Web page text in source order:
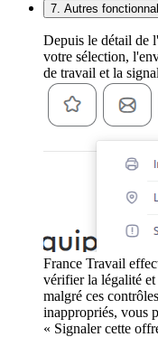
7. Autres
Depuis le détail de
votre sélection,
de travail et la
France Travail
vérifier la légalité
malgré ces
inappropriés, vous
« Signaler cette